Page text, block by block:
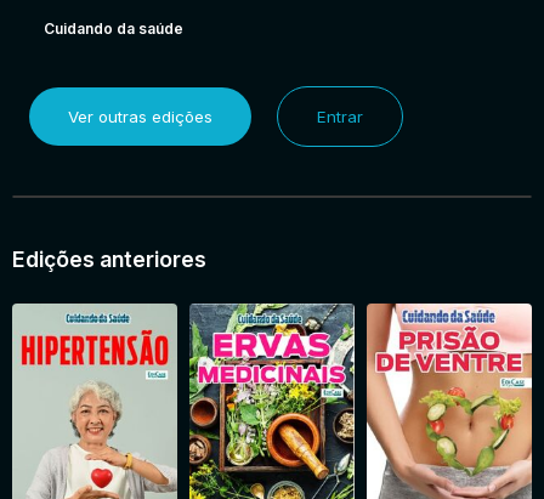
Cuidando da saúde
Ver outras edições Entrar
Edições anteriores